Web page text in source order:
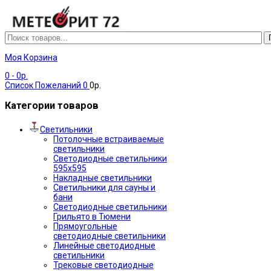
Моя Корзина
0 - 0р.
Список Пожеланий 0 0р.
Категории товаров
Светильники
Потолочные встраиваемые
светильники
Светодиодные светильники
595х595
Накладные светильники
Светильники для сауны и
бани
Светодиодные светильники
Грильято в Тюмени
Прямоугольные
светодиодные светильники
Линейные светодиодные
светильники
Трековые светодиодные